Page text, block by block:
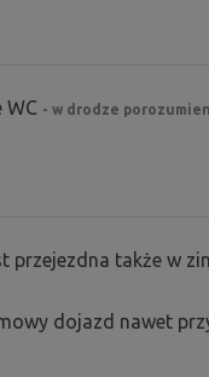
WC - w drodze
przejezdna także w
dojazd nawet